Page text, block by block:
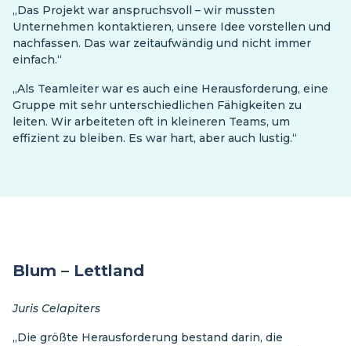
„Das Projekt war anspruchsvoll – wir mussten
Unternehmen kontaktieren, unsere Idee vorstellen und
nachfassen. Das war zeitaufwändig und nicht immer
einfach.“
„Als Teamleiter war es auch eine Herausforderung, eine
Gruppe mit sehr unterschiedlichen Fähigkeiten zu
leiten. Wir arbeiteten oft in kleineren Teams, um
effizient zu bleiben. Es war hart, aber auch lustig.“
Blum – Lettland
Juris Celapiters
„Die größte Herausforderung bestand darin, die